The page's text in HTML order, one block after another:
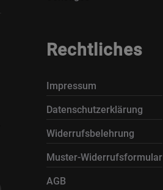
Rechtliches
Impressum
Datenschutzerklärung
Widerrufsbelehrung
Muster-Widerrufsformular
AGB